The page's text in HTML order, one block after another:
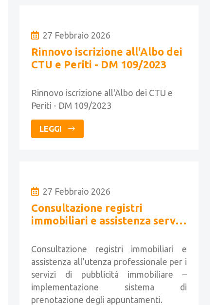
27 Febbraio 2026
Rinnovo iscrizione all'Albo dei
CTU e Periti - DM 109/2023
Rinnovo iscrizione all'Albo dei CTU e
Periti - DM 109/2023
LEGGI
27 Febbraio 2026
Consultazione registri
immobiliari e assistenza servizi
Consultazione registri immobiliari e
assistenza all’utenza professionale per i
servizi di pubblicità immobiliare –
implementazione sistema di
prenotazione degli appuntamenti.